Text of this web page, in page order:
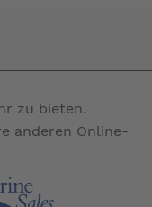
zu bieten.
anderen Online-